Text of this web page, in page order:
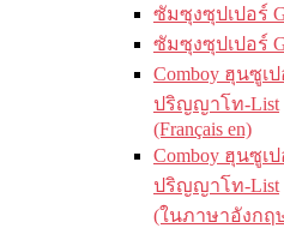
ซัมซุงซุปเปอร์
ซัมซุงซุปเปอร์
Comboy ฮุนซูเ
ปริญญาโท-List
(Français en)
Comboy ฮุนซูเ
ปริญญาโท-List
(ในภาษาอังกฤ